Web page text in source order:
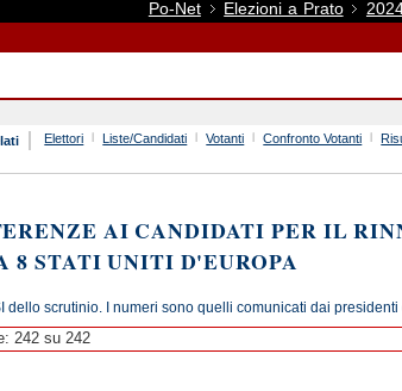
Po-Net Elezioni a Prato
Elettori Liste/Candidati Votanti Confronto Votanti
AI CANDIDATI PER IL
8 STATI UNITI D'EUROPA
dello scrutinio. I numeri sono quelli comunicati dai
242 su 242